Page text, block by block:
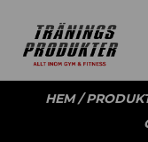
HEM/